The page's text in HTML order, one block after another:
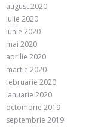
august 2020
iulie 2020
iunie 2020
mai 2020
aprilie 2020
martie 2020
februarie 2020
ianuarie 2020
octombrie 2019
septembrie 2019